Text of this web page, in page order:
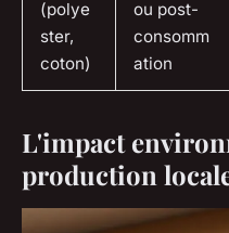
(polye
ster,
coton)
ou post-
consomm
ation
L'impact
production